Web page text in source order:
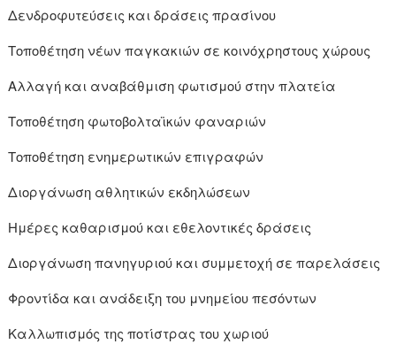
Δενδροφυτεύσεις και δράσεις πρασίνου
Τοποθέτηση νέων παγκακιών σε κοινόχρηστους χώρους
Αλλαγή και αναβάθμιση φωτισμού στην πλατεία
Τοποθέτηση φωτοβολταϊκών φαναριών
Τοποθέτηση ενημερωτικών επιγραφών
Διοργάνωση αθλητικών εκδηλώσεων
Ημέρες καθαρισμού και εθελοντικές δράσεις
Διοργάνωση πανηγυριού και συμμετοχή σε παρελάσεις
Φροντίδα και ανάδειξη του μνημείου πεσόντων
Καλλωπισμός της ποτίστρας του χωριού